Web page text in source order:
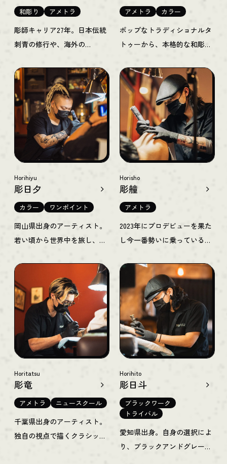
和彫り アメトラ
彫師キャリア27年。日本伝統
刺青の修行や、海外の
に、本格的な刺青・タトゥー
をご提供します。和彫り・洋
彫りを始めとする幅広いスタ
イルに、独自のアレンジを加
え、唯一無二の作品を創り上
げます。
アメトラ カラー
ポップなトラディショナルタ
トゥーから、本格的な和彫
で、幅広いスタイルに精通し
ています。中でも色彩豊かな
カラーの作品を得意とし、抜
群のセンスでオリジナルのタ
トゥーを創りあげます。
Horihiyu
彫日夕
カラー ワンポイント
岡山県出身のアーティスト。
若い頃から世界中を旅し、そ
きからユニークなデザインを
生み出します。また、細かな
デザインをこなす集中力が彼
の持ち味です。
Horisho
彫艟
アメトラ
2023年にプロデビューを果た
し今一番勢いに乗っているア
トラディショナルを基調とし
た、ユニークなデザインが特
長です。
Horitatsu
彫竜
アメトラ ニュースクール
千葉県出身のアーティスト。
独自の視点で描くクラシック
Horihito
彫日斗
ブラックワーク
トライバル
愛知県出身。自身の選択によ
り、ブラックアンドグレーを